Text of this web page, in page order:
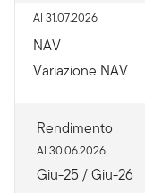
Al 31.07.2026
NAV
Variazione NAV
Rendimento
Al 30.06.2026
Giu-25 / Giu-26